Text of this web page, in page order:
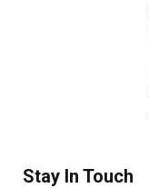
Stay In Touch